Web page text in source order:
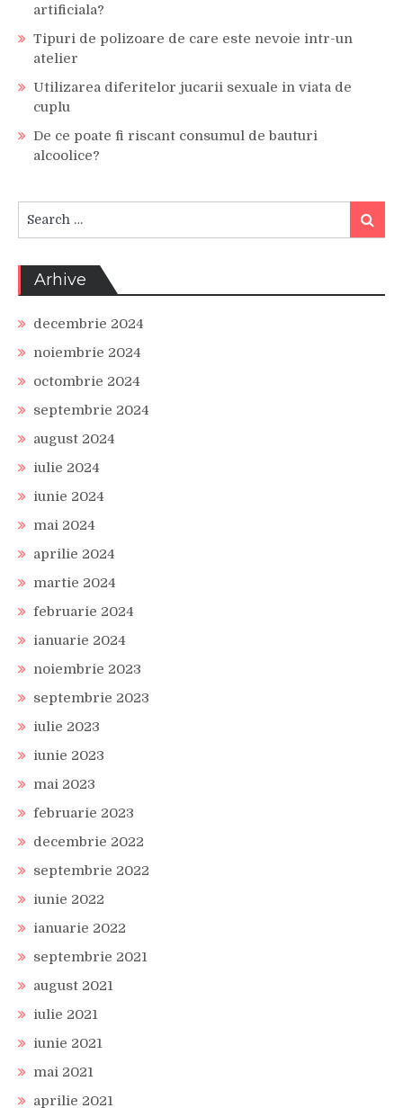
artificiala?
Tipuri de polizoare de care este nevoie intr-un
atelier
Utilizarea diferitelor jucarii sexuale in viata de
cuplu
De ce poate fi riscant consumul de bauturi
alcoolice?
for:
Search
Arhive
decembrie 2024
noiembrie 2024
octombrie 2024
septembrie 2024
august 2024
iulie 2024
iunie 2024
mai 2024
aprilie 2024
martie 2024
februarie 2024
ianuarie 2024
noiembrie 2023
septembrie 2023
iulie 2023
iunie 2023
mai 2023
februarie 2023
decembrie 2022
septembrie 2022
iunie 2022
ianuarie 2022
septembrie 2021
august 2021
iulie 2021
iunie 2021
mai 2021
aprilie 2021